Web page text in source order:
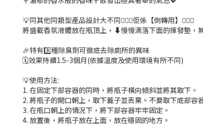
💡同其他同類型產品設計大不同🙅🏻‍♀️佢係【倒轉用】💁🏻‍♀️
將盛載香氛液體放在瓶頂上，⬇️慢慢滴落下面的揮發墊，
🎉特有3️⃣種除臭劑可徹底去除廁所的異味
🗓️效果持續1.5-3個月(依據溫度及使用環境有所不同)
💡使用方法:
1. 在固定下部容器的同時，將瓶子橫向傾斜並將其取下。
2. 將瓶子的開口朝上，取下蓋子並丟棄。不要取下底部容
3. 在瓶口朝上的情況下，將下部容器牢牢固定。
4. 放置後，將瓶子放在上面，放在穩固的地方。